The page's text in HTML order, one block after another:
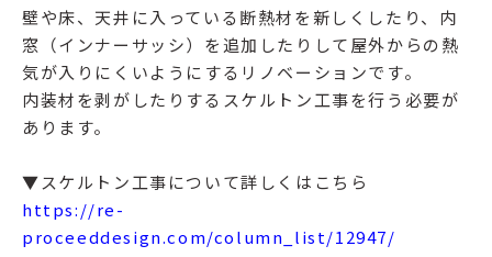
壁や床、天井に入っている断熱材を新しくしたり、内
窓（インナーサッシ）を追加したりして屋外からの熱
気が入りにくいようにするリノベーションです。
内装材を剥がしたりするスケルトン工事を行う必要が
あります。
▼スケルトン工事について詳しくはこちら
https://re-
proceeddesign.com/column_list/12947/